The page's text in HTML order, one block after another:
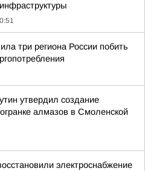
три региона России побить
утвердил создание
алмазов в Смоленской
электроснабжение